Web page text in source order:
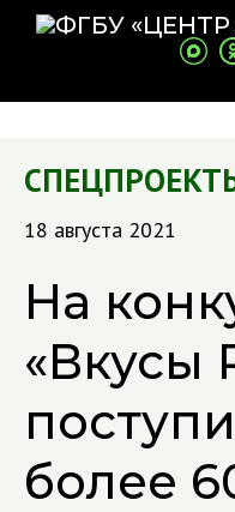
18 августа 2021
На
«Вкусы
более